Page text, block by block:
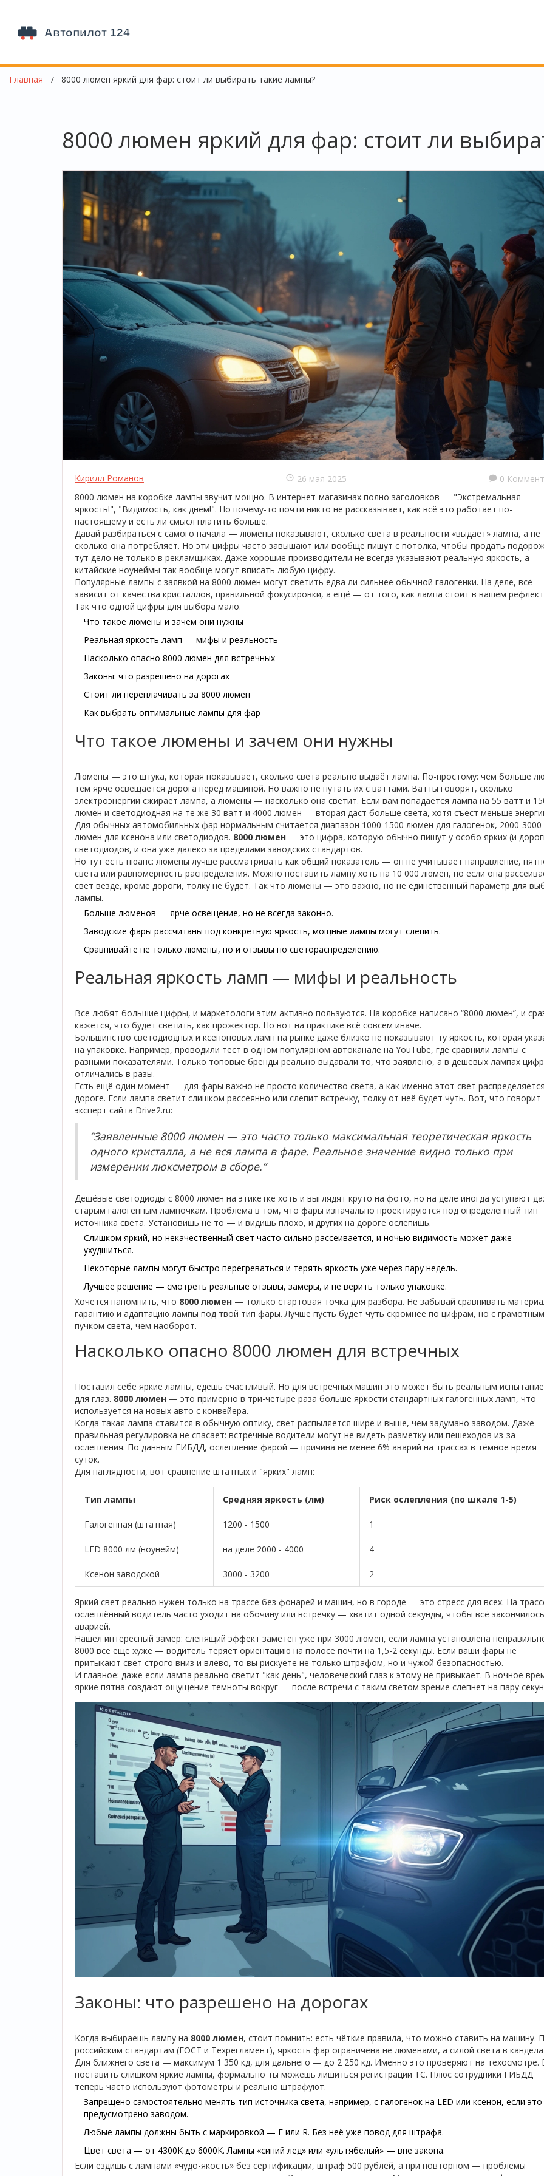
Главная 8000 люмен яркий для фар: стоит ли выбирать такие лампы?
8000 люмен яркий для фар: стоит ли
Кирилл Романов 26 мая 2025
0
8000 люмен на коробке лампы звучит мощно. В интернет-магазинах полно заголовков — "Экстремальная
яркость!", "Видимость, как днём!". Но почему-то почти никто не рассказывает, как всё это работает по-
настоящему и есть ли смысл платить больше.
Давай разбираться с самого начала — люмены показывают, сколько света в реальности «выдаёт» лампа, а не
сколько она потребляет. Но эти цифры часто завышают или вообще пишут с потолка, чтобы продать
тут дело не только в рекламщиках. Даже хорошие производители не всегда указывают реальную яркость, а
китайские ноунеймы так вообще могут вписать любую цифру.
Популярные лампы с заявкой на 8000 люмен могут светить едва ли сильнее обычной галогенки. На деле, всё
зависит от качества кристаллов, правильной фокусировки, а ещё — от того, как лампа стоит в вашем
Так что одной цифры для выбора мало.
Что такое люмены и зачем они нужны
Реальная яркость ламп — мифы и реальность
Насколько опасно 8000 люмен для встречных
Законы: что разрешено на дорогах
Стоит ли переплачивать за 8000 люмен
Как выбрать оптимальные лампы для фар
Что такое люмены и зачем они нужны
Люмены — это штука, которая показывает, сколько света реально выдаёт лампа. По-простому: чем больше
тем ярче освещается дорога перед машиной. Но важно не путать их с ваттами. Ватты говорят, сколько
электроэнергии сжирает лампа, а люмены — насколько она светит. Если вам попадается лампа на 55 ватт и
люмен и светодиодная на те же 30 ватт и 4000 люмен — вторая даст больше света, хотя съест меньше
Для обычных автомобильных фар нормальным считается диапазон 1000-1500 люмен для галогенок, 2000-3000
люмен для ксенона или светодиодов. 8000 люмен — это цифра, которую обычно пишут у особо ярких (и
светодиодов, и она уже далеко за пределами заводских стандартов.
Но тут есть нюанс: люмены лучше рассматривать как общий показатель — он не учитывает направление,
света или равномерность распределения. Можно поставить лампу хоть на 10 000 люмен, но если она
свет везде, кроме дороги, толку не будет. Так что люмены — это важно, но не единственный параметр для
лампы.
Больше люменов — ярче освещение, но не всегда законно.
Заводские фары рассчитаны под конкретную яркость, мощные лампы могут слепить.
Сравнивайте не только люмены, но и отзывы по светораспределению.
Реальная яркость ламп — мифы и реальность
Все любят большие цифры, и маркетологи этим активно пользуются. На коробке написано “8000 люмен”, и
кажется, что будет светить, как прожектор. Но вот на практике всё совсем иначе.
Большинство светодиодных и ксеноновых ламп на рынке даже близко не показывают ту яркость, которая
на упаковке. Например, проводили тест в одном популярном автоканале на YouTube, где сравнили лампы с
разными показателями. Только топовые бренды реально выдавали то, что заявлено, а в дешёвых лампах
отличались в разы.
Есть ещё один момент — для фары важно не просто количество света, а как именно этот свет
дороге. Если лампа светит слишком рассеянно или слепит встречку, толку от неё будет чуть. Вот, что говорит
эксперт сайта Drive2.ru:
“Заявленные 8000 люмен — это часто только максимальная теоретическая яркость
одного кристалла, а не вся лампа в фаре. Реальное значение видно только при
измерении люксметром в сборе.”
Дешёвые светодиоды с 8000 люмен на этикетке хоть и выглядят круто на фото, но на деле иногда уступают
старым галогенным лампочкам. Проблема в том, что фары изначально проектируются под определённый тип
источника света. Установишь не то — и видишь плохо, и других на дороге ослепишь.
Слишком яркий, но некачественный свет часто сильно рассеивается, и ночью видимость может даже
ухудшиться.
Некоторые лампы могут быстро перегреваться и терять яркость уже через пару недель.
Лучшее решение — смотреть реальные отзывы, замеры, и не верить только упаковке.
Хочется напомнить, что 8000 люмен — только стартовая точка для разбора. Не забывай сравнивать
гарантию и адаптацию лампы под твой тип фары. Лучше пусть будет чуть скромнее по цифрам, но с грамотным
пучком света, чем наоборот.
Насколько опасно 8000 люмен для встречных
Поставил себе яркие лампы, едешь счастливый. Но для встречных машин это может быть реальным
для глаз. 8000 люмен — это примерно в три-четыре раза больше яркости стандартных галогенных ламп, что
используется на новых авто с конвейера.
Когда такая лампа ставится в обычную оптику, свет распыляется шире и выше, чем задумано заводом. Даже
правильная регулировка не спасает: встречные водители могут не видеть разметку или пешеходов из-за
ослепления. По данным ГИБДД, ослепление фарой — причина не менее 6% аварий на трассах в тёмное время
суток.
Для наглядности, вот сравнение штатных и "ярких" ламп:
Тип лампы Средняя яркость (лм) Риск ослепления (по шкале 1-5)
Галогенная (штатная) 1200 - 1500 1
LED 8000 лм (ноунейм) на деле 2000 - 4000 4
Ксенон заводской 3000 - 3200 2
Яркий свет реально нужен только на трассе без фонарей и машин, но в городе — это стресс для всех. На
ослеплённый водитель часто уходит на обочину или встречку — хватит одной секунды, чтобы всё закончилось
аварией.
Нашёл интересный замер: слепящий эффект заметен уже при 3000 люмен, если лампа установлена
8000 всё ещё хуже — водитель теряет ориентацию на полосе почти на 1,5-2 секунды. Если ваши фары не
притыкают свет строго вниз и влево, то вы рискуете не только штрафом, но и чужой безопасностью.
И главное: даже если лампа реально светит "как день", человеческий глаз к этому не привыкает. В ночное
яркие пятна создают ощущение темноты вокруг — после встречи с таким светом зрение слепнет на пару
Законы: что разрешено на дорогах
Когда выбираешь лампу на 8000 люмен, стоит помнить: есть чёткие правила, что можно ставить на машину.
российским стандартам (ГОСТ и Техрегламент), яркость фар ограничена не люменами, а силой света в
Для ближнего света — максимум 1 350 кд, для дальнего — до 2 250 кд. Именно это проверяют на техосмотре.
поставить слишком яркие лампы, формально ты можешь лишиться регистрации ТС. Плюс сотрудники ГИБДД
теперь часто используют фотометры и реально штрафуют.
Запрещено самостоятельно менять тип источника света, например, с галогенок на LED или ксенон, если это
предусмотрено заводом.
Любые лампы должны быть с маркировкой — Е или R. Без неё уже повод для штрафа.
Цвет света — от 4300K до 6000K. Лампы «синий лед» или «ультябелый» — вне закона.
Если ездишь с лампами «чудо-якость» без сертификации, штраф 500 рублей, а при повторном — проблемы